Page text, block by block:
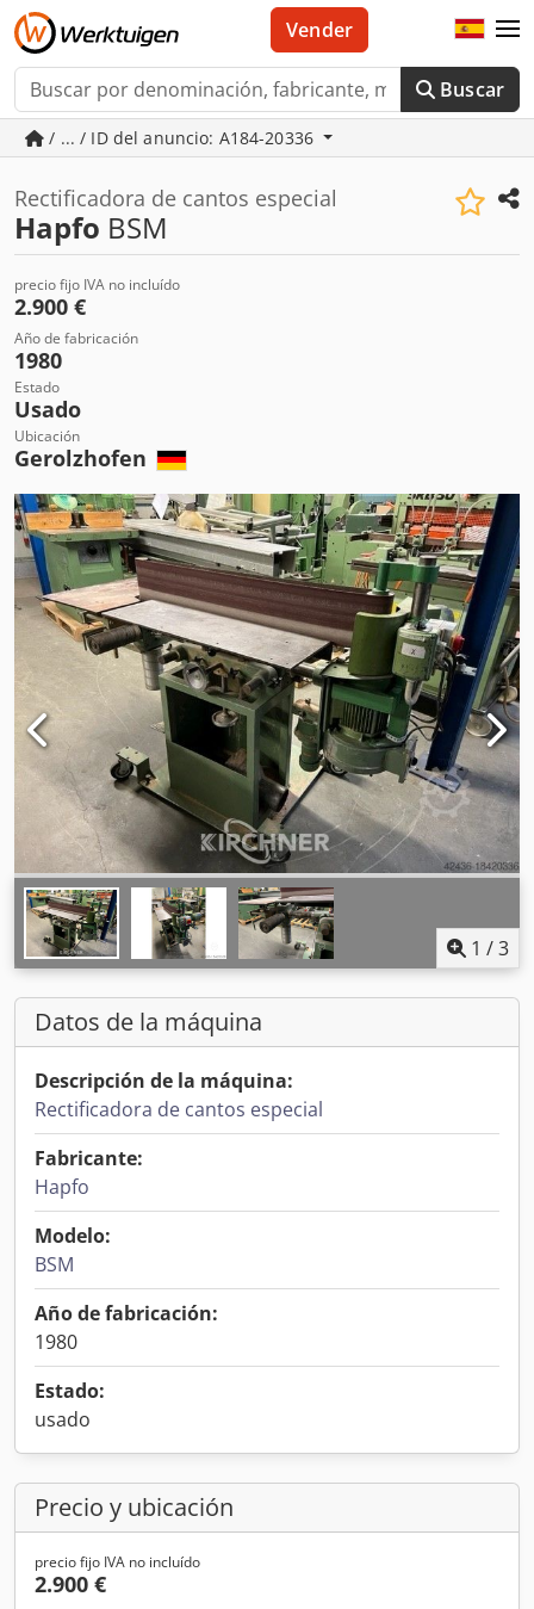
Buscar
Vender
/ ... / ID del anuncio: A184-20336
Rectificadora de cantos especial
Hapfo BSM
precio fijo IVA no incluído
2.900 €
Año de fabricación
1980
Estado
Usado
Ubicación
Gerolzhofen
1 /3
Datos de la máquina
Descripción de la máquina:
Rectificadora de cantos especial
Fabricante:
Hapfo
Modelo:
BSM
Año de fabricación:
1980
Estado:
usado
Precio y ubicación
precio fijo IVA no incluído
2.900 €